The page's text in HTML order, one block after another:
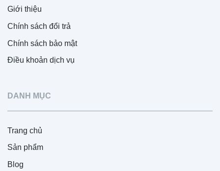
Giới thiệu
Chính sách đổi trả
Chính sách bảo mật
Điều khoản dịch vụ
DANH MỤC
Trang chủ
Sản phẩm
Blog